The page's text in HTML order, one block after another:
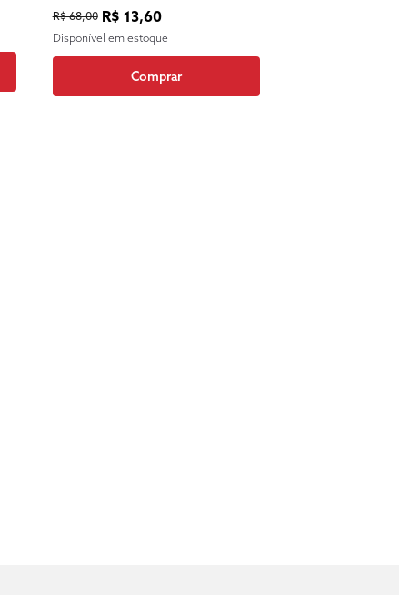
CORTE INTERAMERICANA DE
DIREITOS HUMANOS
R$ 68,00 R$ 13,60
Disponível em estoque
Comprar